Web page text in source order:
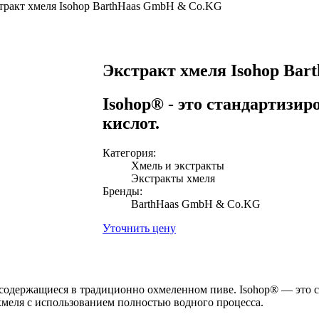
хмеля Isohop BarthHaas GmbH & Co.KG
Экстракт хмеля Isohop
Isohop® - это
кислот.
Категория:
Хмель и экстракты
Экстракты хмеля
Бренды:
BarthHaas GmbH & Co.KG
Уточнить цену
в традиционно охмеленном пиве. Isohop® — это
с использованием полностью водного процесса.